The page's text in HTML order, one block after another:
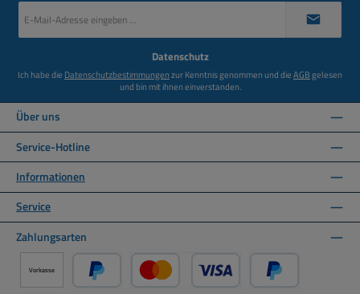
Mail-
Adresse
Datenschutz
Ich habe die Datenschutzbestimmungenzur Kenntnis genommen und dieAGBgelesen
und bin mit ihnen einverstanden.
Über uns
Service-Hotline
Informationen
Service
Zahlungsarten
Vorkasse